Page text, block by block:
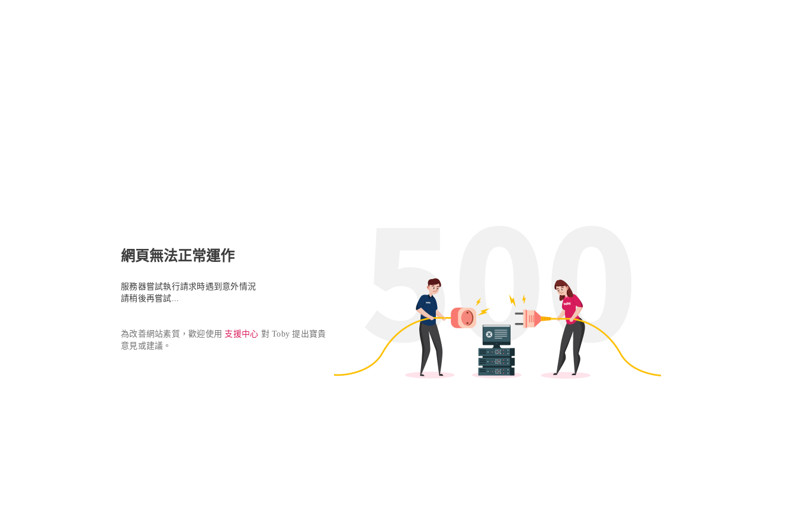
網頁無法正常運作
服務器嘗試執行請求時遇到意外情況
請稍後再嘗試...
為改善網站素質，歡迎使用 支援中心 對 Toby 提出寶貴
意見或建議。